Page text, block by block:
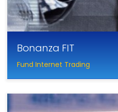
Bonanza FIT
Fund Internet Trading